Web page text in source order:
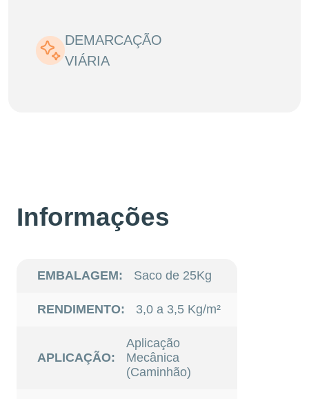
DEMARCAÇÃO
VIÁRIA
Informações
EMBALAGEM: Saco de 25Kg
RENDIMENTO: 3,0 a 3,5 Kg/m²
APLICAÇÃO:
Aplicação
Mecânica
(Caminhão)